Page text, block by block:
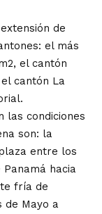
de
el más
el cantón
cantón La
las condiciones
son: la
entre los
hacia
fría de
de Mayo a